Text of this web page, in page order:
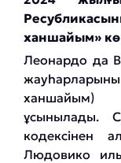
ханшайым»
Леонардо да
ханшайым)
ұсынылады.
кодексінен
Людовико